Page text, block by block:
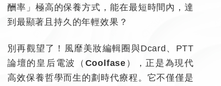
酬率」極高的保養方式，能在最短時間內，達
到最顯著且持久的年輕效果？
別再觀望了！風靡美妝編輯圈與Dcard、PTT
論壇的 皇后電波（ Coolfase ）
，正是為現代
高效保養哲學而生的劃時代療程。它不僅僅是